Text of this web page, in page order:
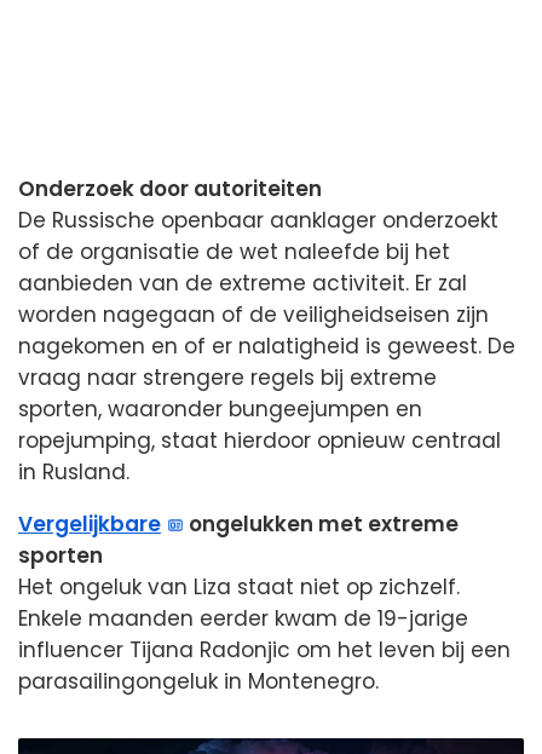
Onderzoek door autoriteiten
De Russische openbaar aanklager onderzoekt
of de organisatie de wet naleefde bij het
aanbieden van de extreme activiteit. Er zal
worden nagegaan of de veiligheidseisen zijn
nagekomen en of er nalatigheid is geweest. De
vraag naar strengere regels bij extreme
sporten, waaronder bungeejumpen en
ropejumping, staat hierdoor opnieuw centraal
in Rusland.
Vergelijkbare
ongelukken met extreme
sporten
Het ongeluk van Liza staat niet op zichzelf.
Enkele maanden eerder kwam de 19-jarige
influencer Tijana Radonjic om het leven bij een
parasailingongeluk in Montenegro.